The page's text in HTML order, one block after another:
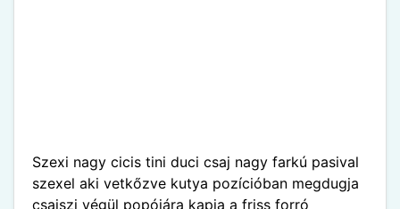
Szexi nagy cicis tini duci csaj nagy farkú pasival
szexel aki vetkőzve kutya pozícióban megdugja
csajszi végül popójára kapja a friss forró